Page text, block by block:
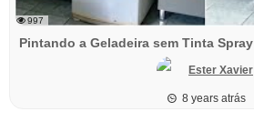
997
Pintando a Geladeira sem Tinta Spray
Ester Xavier
8 years atrás